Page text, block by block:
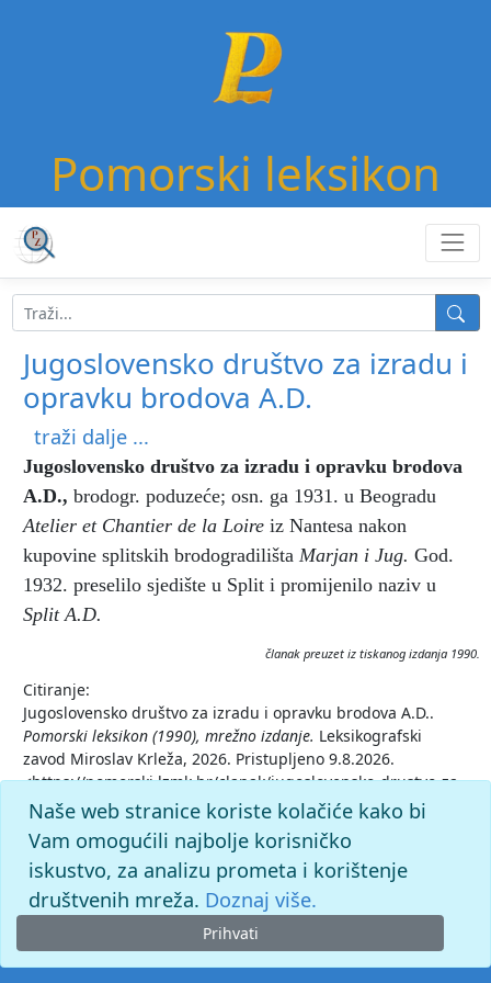
Pomorski leksikon
Jugoslovensko društvo za izradu i
opravku brodova A.D.
traži dalje ...
Jugoslovensko društvo za izradu i opravku brodova
A.D., brodogr. poduzeće; osn. ga 1931. u Beogradu
Atelier et Chantier de la Loire iz Nantesa nakon
kupovine splitskih brodogradilišta Marjan i Jug. God.
1932. preselilo sjedište u Split i promijenilo naziv u
Split A.D.
članak preuzet iz tiskanog izdanja 1990.
Citiranje:
Jugoslovensko društvo za izradu i opravku brodova A.D..
Pomorski leksikon (1990), mrežno izdanje. Leksikografski
zavod Miroslav Krleža, 2026. Pristupljeno 9.8.2026.
<https://pomorski.lzmk.hr/clanak/jugoslovensko-drustvo-za-
izradu-i-opravku-brodova-ad>.
Naše web stranice koriste kolačiće kako bi
Vam omogućili najbolje korisničko
iskustvo, za analizu prometa i korištenje
društvenih mreža. Doznaj više.
Prihvati
© 2026. -Leksikografski zavodMiroslav Krleža